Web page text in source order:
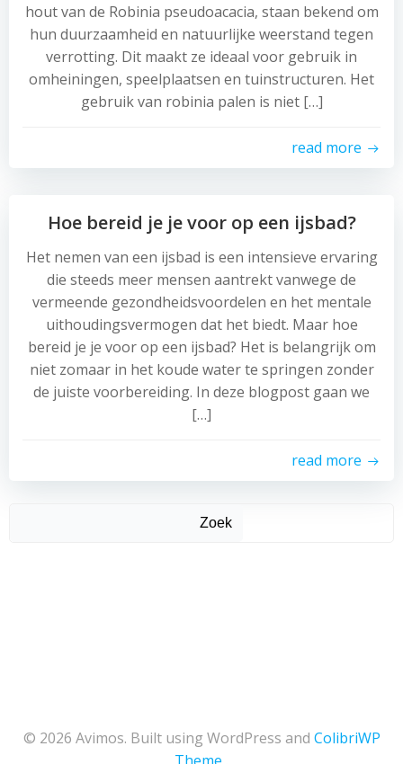
hout van de Robinia pseudoacacia, staan bekend om
hun duurzaamheid en natuurlijke weerstand tegen
verrotting. Dit maakt ze ideaal voor gebruik in
omheiningen, speelplaatsen en tuinstructuren. Het
gebruik van robinia palen is niet […]
read more
Hoe bereid je je voor op een ijsbad?
Het nemen van een ijsbad is een intensieve ervaring
die steeds meer mensen aantrekt vanwege de
vermeende gezondheidsvoordelen en het mentale
uithoudingsvermogen dat het biedt. Maar hoe
bereid je je voor op een ijsbad? Het is belangrijk om
niet zomaar in het koude water te springen zonder
de juiste voorbereiding. In deze blogpost gaan we
[…]
read more
Zoek
© 2026 Avimos. Built using WordPress and ColibriWP